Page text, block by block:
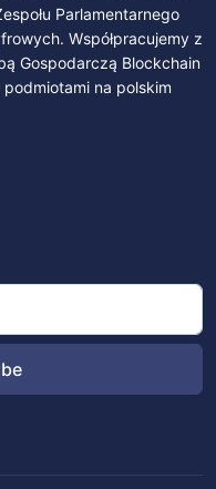
Parlamentarnego
Współpracujemy z
Gospodarczą Blockchain
na polskim